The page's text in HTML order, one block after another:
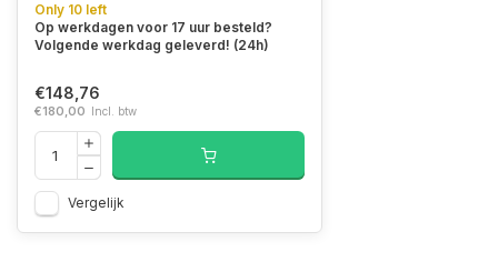
Only 10 left
Op werkdagen voor 17 uur besteld?
Volgende werkdag geleverd! (24h)
€148,76
€180,00 Incl. btw
Vergelijk